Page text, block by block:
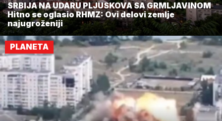
SRBIJA NA UDARU PLJUSKOVA SA GRMLJAVINOM
Hitno se oglasio RHMZ: Ovi delovi zemlje
najugroženiji
PLANETA